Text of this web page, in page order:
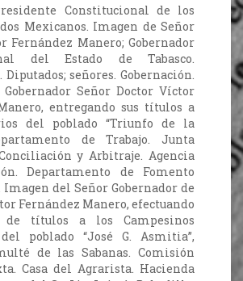
Constitucional de los
Mexicanos. Imagen de Señor
Fernández Manero; Gobernador
del Estado de Tabasco.
Diputados; señores. Gobernación.
Señor Doctor Víctor
entregando sus títulos a
del poblado “Triunfo de la
de Trabajo. Junta
y Arbitraje. Agencia
Departamento de Fomento
Imagen del Señor Gobernador de
Fernández Manero, efectuando
títulos a los Campesinos
poblado “José G. Asmitia”,
de las Sabanas. Comisión
Casa del Agrarista. Hacienda